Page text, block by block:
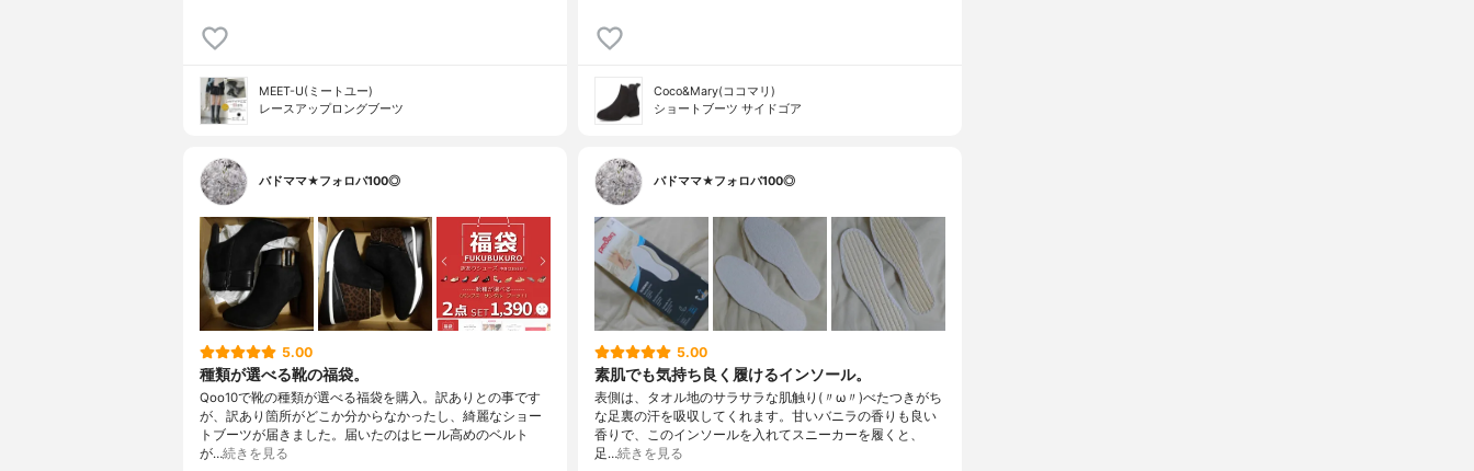
MEET-U(ミートユー)
レースアップロングブーツ
Coco&Mary(ココマリ)
ショートブーツ サイドゴア
バドママ★フォロバ100◎
5.00
種類が選べる靴の福袋。
Qoo10で靴の種類が選べる福袋を購入。訳ありとの事です
が、訳あり箇所がどこか分からなかったし、綺麗なショー
トブーツが届きました。届いたのはヒール高めのベルト
が…続きを見る
バドママ★フォロバ100◎
5.00
素肌でも気持ち良く履けるインソール。
表側は、タオル地のサラサラな肌触り(〃ω〃)べたつきがち
な足裏の汗を吸収してくれます。甘いバニラの香りも良い
香りで、このインソールを入れてスニーカーを履くと、
足…続きを見る